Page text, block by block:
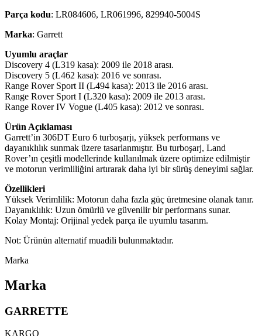
Parça kodu: LR084606, LR061996, 829940-5004S
Marka: Garrett
Uyumlu araçlar
Discovery 4 (L319 kasa): 2009 ile 2018 arası.
Discovery 5 (L462 kasa): 2016 ve sonrası.
Range Rover Sport II (L494 kasa): 2013 ile 2016 arası.
Range Rover Sport I (L320 kasa): 2009 ile 2013 arası.
Range Rover IV Vogue (L405 kasa): 2012 ve sonrası.
Ürün Açıklaması
Garrett’in 306DT Euro 6 turboşarjı, yüksek performans ve
dayanıklılık sunmak üzere tasarlanmıştır. Bu turboşarj, Land
Rover’ın çeşitli modellerinde kullanılmak üzere optimize edilmiştir
ve motorun verimliliğini artırarak daha iyi bir sürüş deneyimi sağlar.
Özellikleri
Yüksek Verimlilik: Motorun daha fazla güç üretmesine olanak tanır.
Dayanıklılık: Uzun ömürlü ve güvenilir bir performans sunar.
Kolay Montaj: Orijinal yedek parça ile uyumlu tasarım.
Not: Ürünün alternatif muadili bulunmaktadır.
Marka
Marka
GARRETTE
KARGO